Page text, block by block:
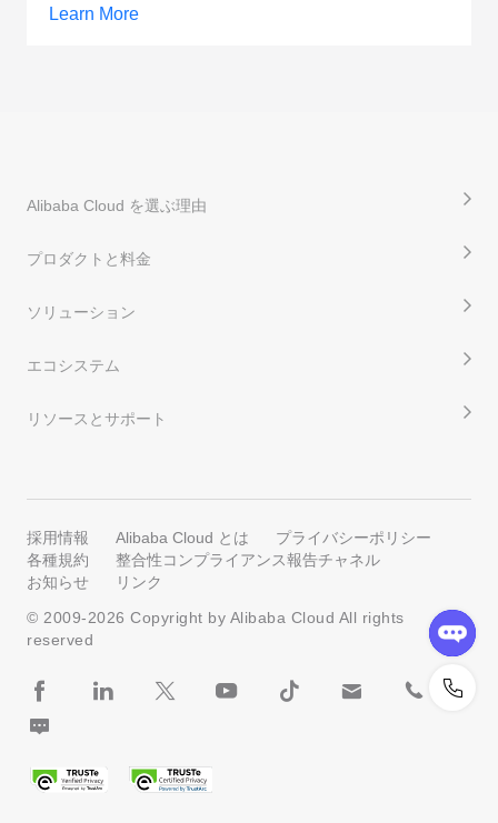
Learn More
Alibaba Cloud を選ぶ理由
プロダクトと料金
ソリューション
エコシステム
リソースとサポート
採用情報 Alibaba Cloud とは
プライバシーポリシー
各種規約
整合性コンプライアンス報告チャネル
お知らせ
リンク
© 2009-2026 Copyright by Alibaba Cloud All rights
reserved